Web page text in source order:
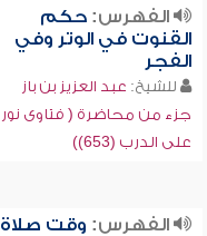
الفهرس:حكم
القنوت في الوتر وفي
الفجر
للشيخ: عبد العزيز بن باز
جزء من محاضرة ( فتاوى نور
على الدرب (653))
الفهرس: وقت صلاة